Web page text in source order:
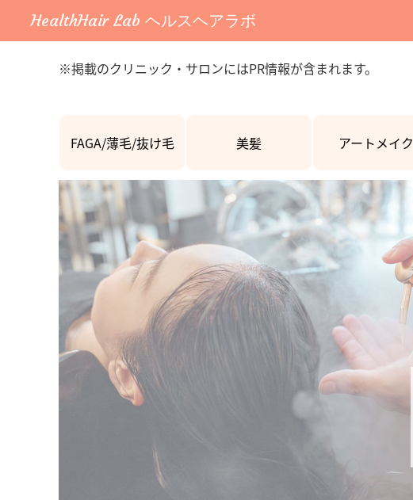
HealthHair Lab ヘルスヘアラボ
※掲載のクリニック・サロンにはPR情報が含まれます。
FAGA/薄毛/抜け毛 美髪 アートメイク